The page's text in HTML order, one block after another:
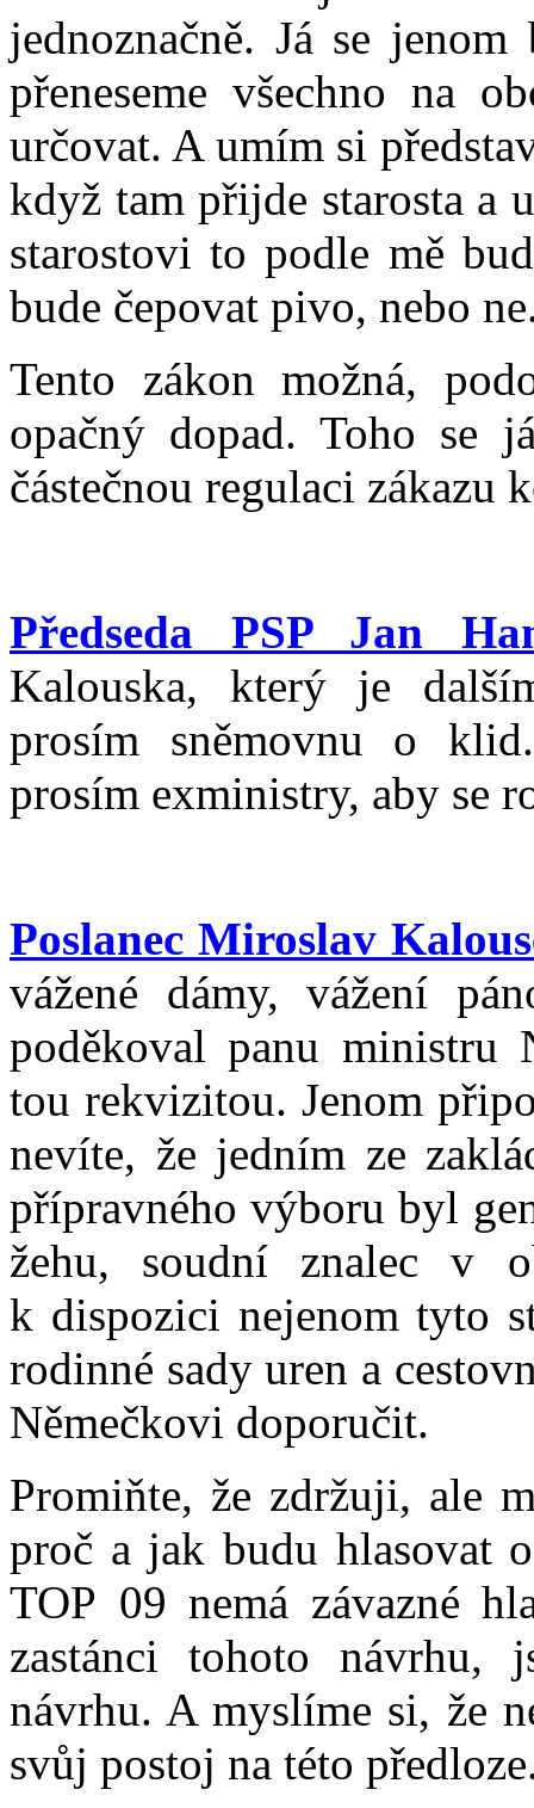
jednoznačně. Já se
přeneseme všechno na
určovat. A umím si
když tam přijde starosta a
starostovi to podle mě
bude čepovat pivo, nebo
Tento zákon možná,
opačný dopad. Toho se
částečnou regulaci zákazu
Předseda PSP Jan
Kalouska, který je
prosím sněmovnu o
prosím exministry, aby se
Poslanec Miroslav
vážené dámy, vážení
poděkoval panu ministru
tou rekvizitou. Jenom
nevíte, že jedním ze
přípravného výboru byl
žehu, soudní znalec v
k dispozici nejenom tyto
rodinné sady uren a
Němečkovi doporučit.
Promiňte, že zdržuji, ale
proč a jak budu hlasovat
TOP 09 nemá závazné
zastánci tohoto návrhu,
návrhu. A myslíme si, že
svůj postoj na této